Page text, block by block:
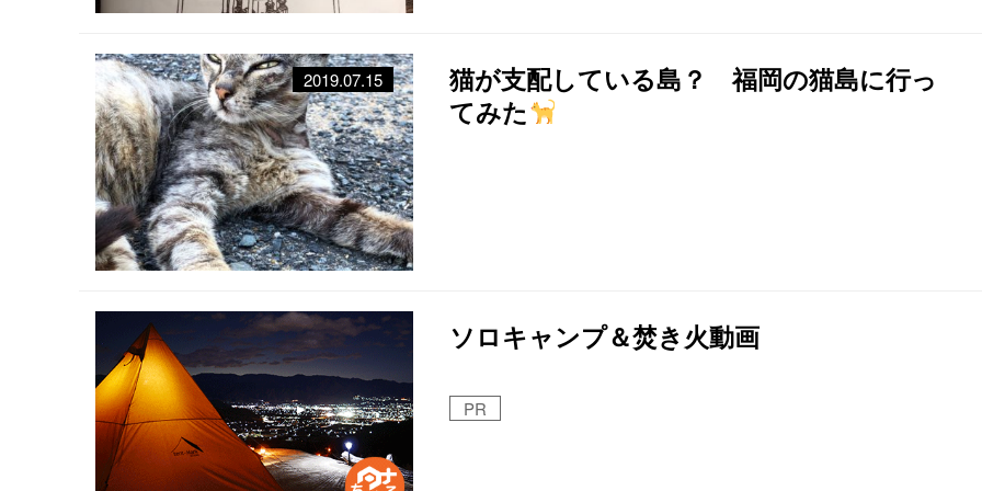
猫が支配している島？ 福岡の猫島に行っ
てみた
2019.07.15
ソロキャンプ＆焚き火動画
PR